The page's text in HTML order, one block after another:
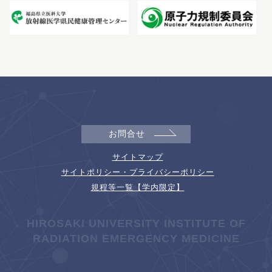
お問合せ
サイトマップ
サイトポリシー・プライバシーポリシー
規程等一覧【学内限定】
HIROSAKI UNIVERSITY INSTITUTE OF
RADIATION EMERGENCY MEDICINE